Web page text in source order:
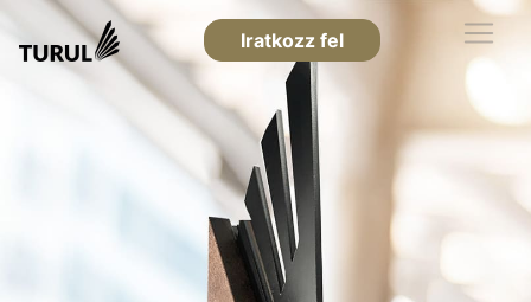
Iratkozz fel